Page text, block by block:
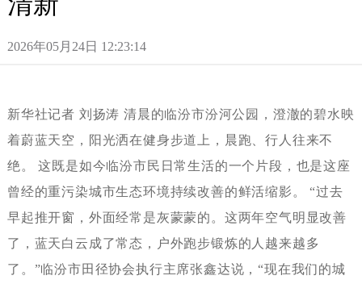
2026年05月24日12:23:14
新华社记者刘扬涛清晨的临汾市汾河公园，澄澈的碧水映
着蔚蓝天空，阳光洒在健身步道上，晨跑、行人往来不
绝。这既是如今临汾市民日常生活的一个片段，也是这座
曾经的重污染城市生态环境持续改善的鲜活缩影。“过去
早起推开窗，外面经常是灰蒙蒙的。这两年空气明显改善
了，蓝天白云成了常态，户外跑步锻炼的人越来越多
了。”临汾市田径协会执行主席张鑫达说，“现在我们的城